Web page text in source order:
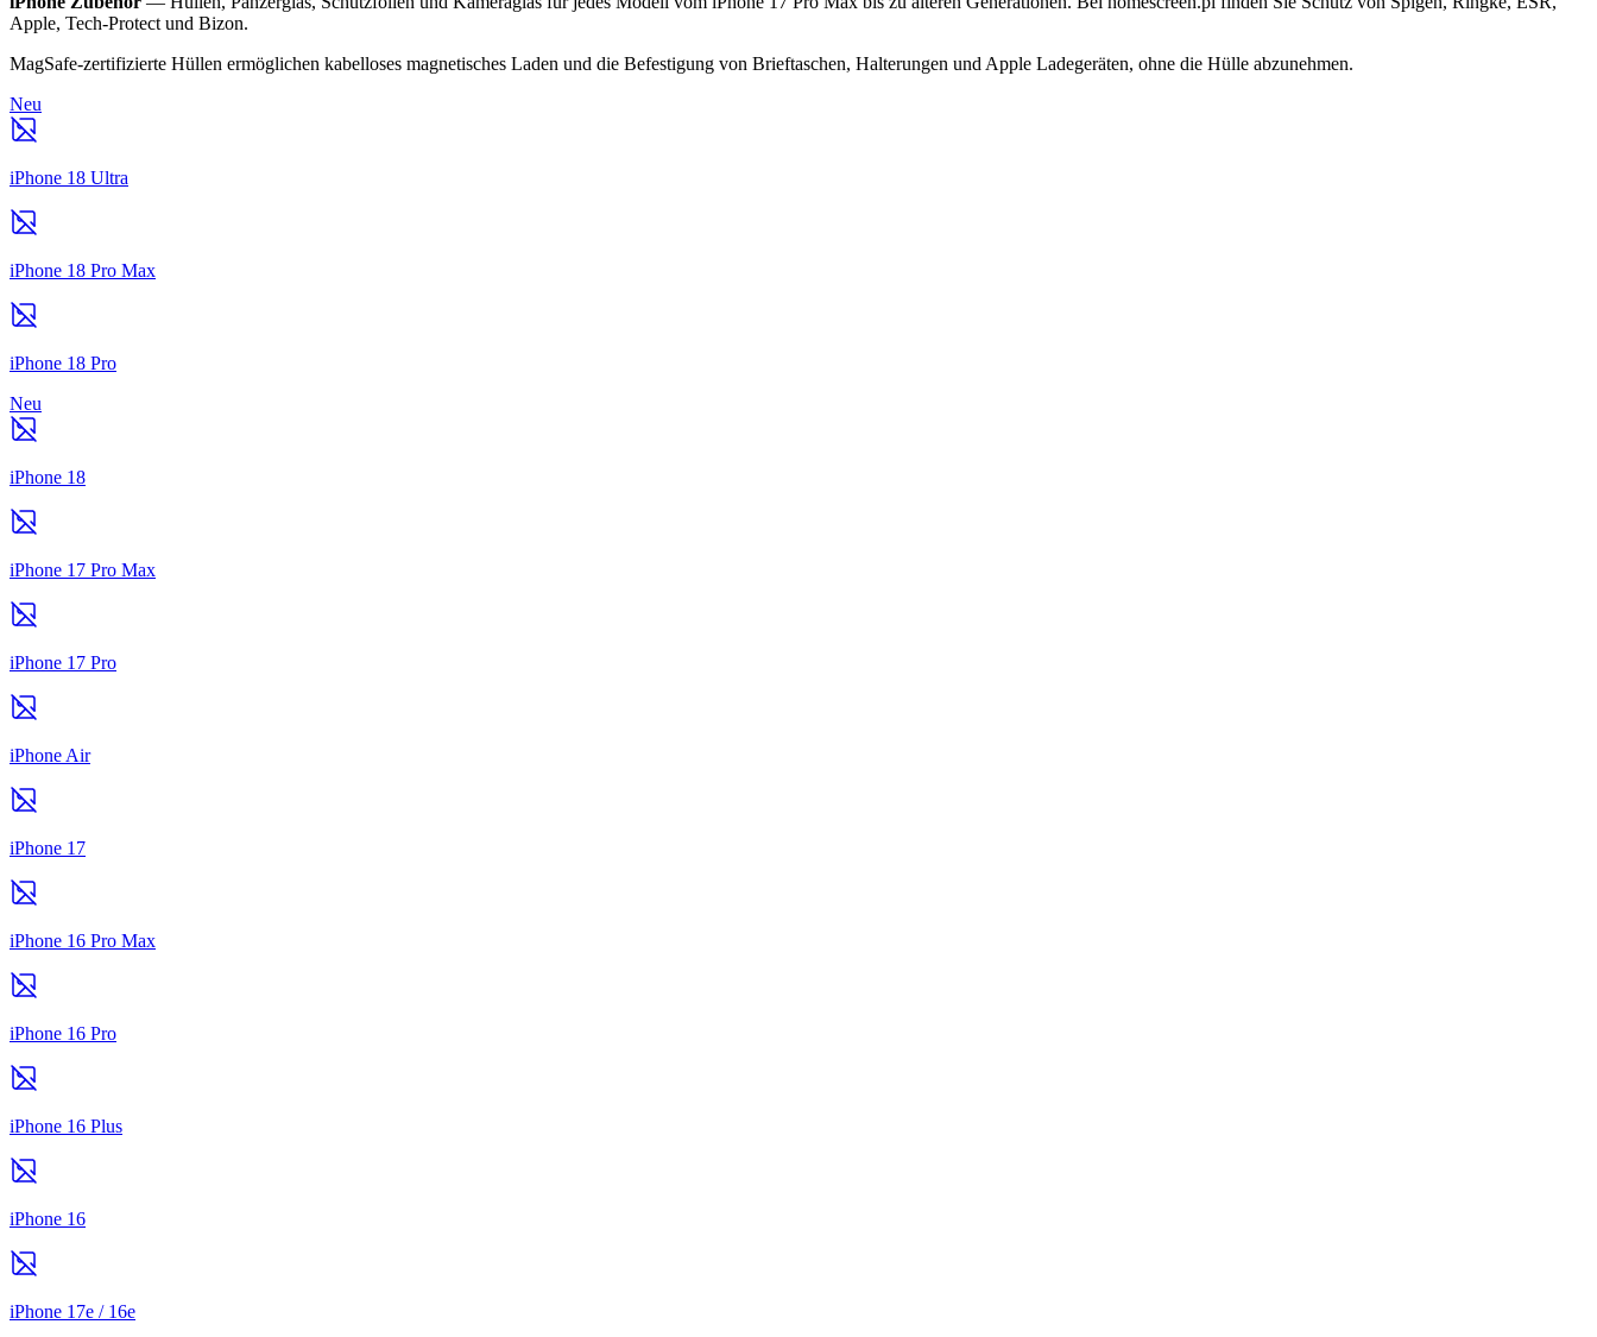
Apple, Tech-Protect und Bizon.
MagSafe-zertifizierte Hüllen ermöglichen kabelloses magnetisches Laden und die Befestigung von Brieftaschen, Halterungen und Apple Ladegeräten, ohne die Hülle abzunehmen.
Neu
iPhone 18 Ultra
iPhone 18 Pro Max
iPhone 18 Pro
Neu
iPhone 18
iPhone 17 Pro Max
iPhone 17 Pro
iPhone Air
iPhone 17
iPhone 16 Pro Max
iPhone 16 Pro
iPhone 16 Plus
iPhone 16
iPhone 17e / 16e